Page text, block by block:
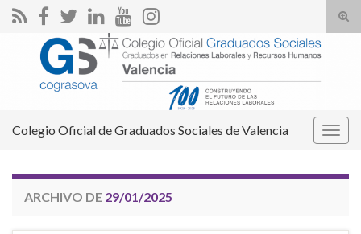
el
Search for:
Colegio Oficial de Graduados Sociales de Valencia
ARCHIVO DE 29/01/2025